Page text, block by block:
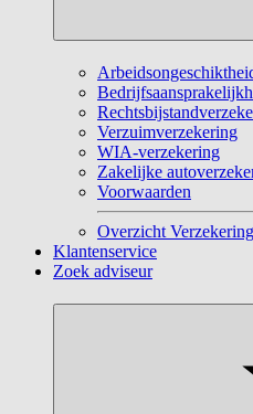
Verzuimverzekering
WIA-verzekering
Zakelijke
Voorwaarden
Overzicht
Klantenservice
Zoek adviseur